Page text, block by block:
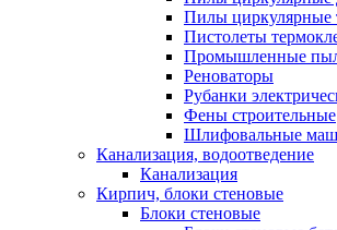
Пилы циркулярные
Пистолеты
Промышленные
Реноваторы
Рубанки
Фены строительные
Шлифовальные
Канализация, водоотведение
Канализация
Кирпич, блоки стеновые
Блоки стеновые